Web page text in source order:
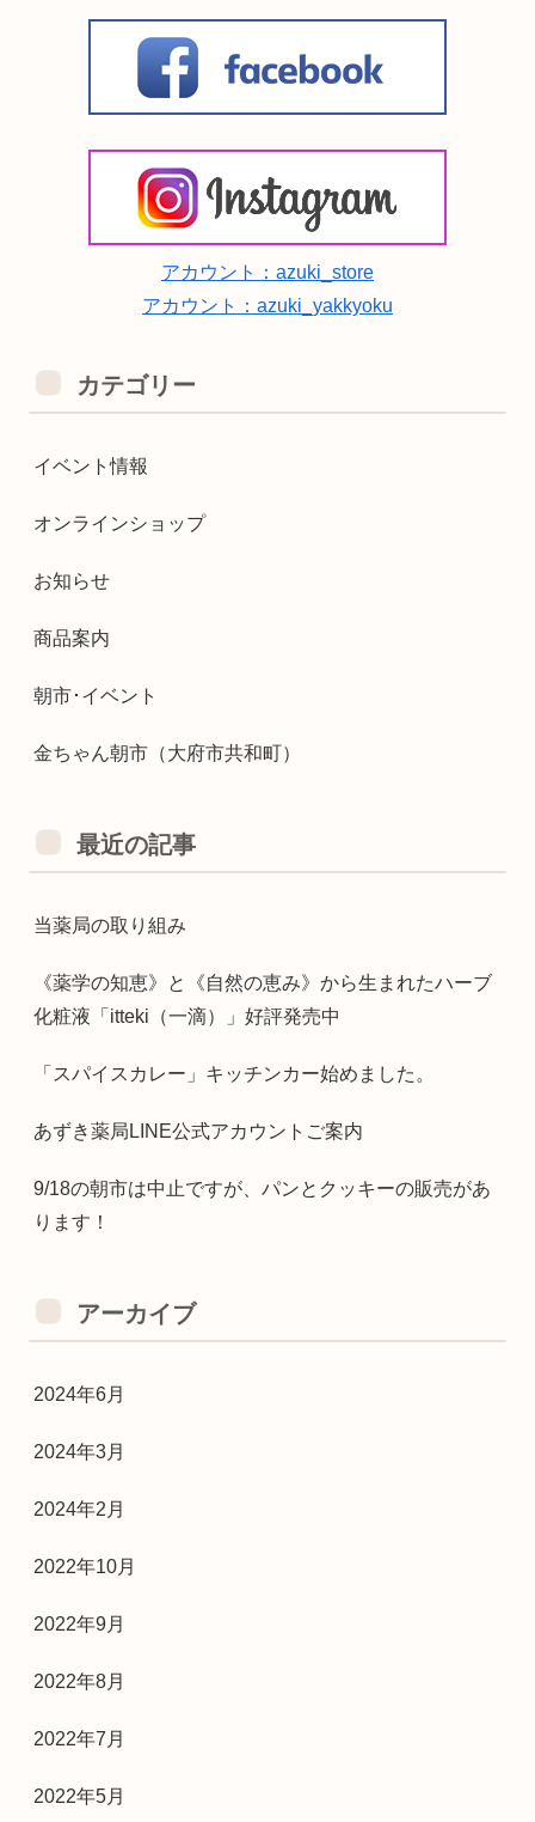
アカウント：azuki_store
アカウント：azuki_yakkyoku
カテゴリー
イベント情報
オンラインショップ
お知らせ
商品案内
朝市･イベント
金ちゃん朝市（大府市共和町）
最近の記事
当薬局の取り組み
《薬学の知恵》と《自然の恵み》から生まれたハーブ
化粧液「itteki（一滴）」好評発売中
「スパイスカレー」キッチンカー始めました。
あずき薬局LINE公式アカウントご案内
9/18の朝市は中止ですが、パンとクッキーの販売があ
ります！
アーカイブ
2024年6月
2024年3月
2024年2月
2022年10月
2022年9月
2022年8月
2022年7月
2022年5月